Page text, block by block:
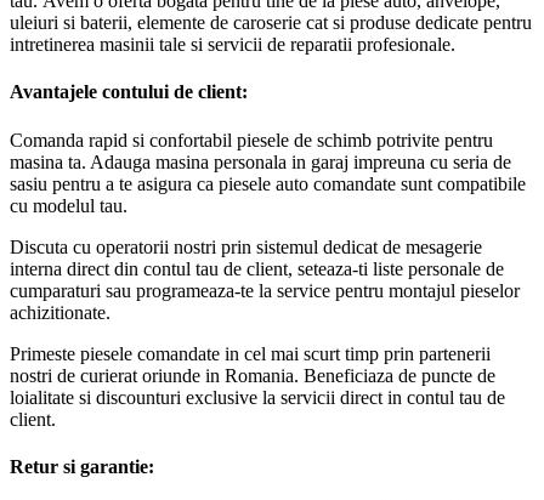
uleiuri si baterii, elemente de caroserie cat si produse dedicate pentru
intretinerea masinii tale si servicii de reparatii profesionale.
Avantajele contului de client:
Comanda rapid si confortabil piesele de schimb potrivite pentru
masina ta. Adauga masina personala in garaj impreuna cu seria de
sasiu pentru a te asigura ca piesele auto comandate sunt compatibile
cu modelul tau.
Discuta cu operatorii nostri prin sistemul dedicat de mesagerie
interna direct din contul tau de client, seteaza-ti liste personale de
cumparaturi sau programeaza-te la service pentru montajul pieselor
achizitionate.
Primeste piesele comandate in cel mai scurt timp prin partenerii
nostri de curierat oriunde in Romania. Beneficiaza de puncte de
loialitate si discounturi exclusive la servicii direct in contul tau de
client.
Retur si garantie: